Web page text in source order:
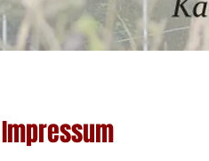
Impressum